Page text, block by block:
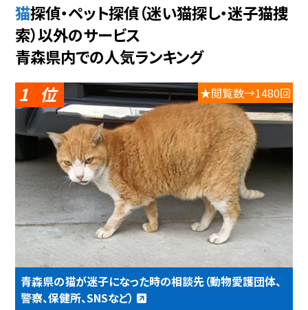
猫探偵・ペット探偵（迷い猫探し・迷子猫捜
索）以外のサービス
青森県内での人気ランキング
1 ★閲覧数→1480回
青森県の猫が迷子になった時の相談先（動物愛護団体、
警察、保健所、SNSなど）